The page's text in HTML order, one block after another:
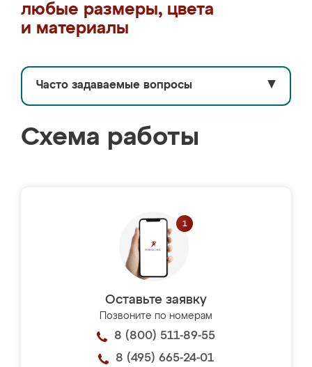
любые размеры, цвета
и материалы
Часто задаваемые вопросы ▼
Схема работы
Оставьте заявку
Позвоните по номерам
8 (800) 511-89-55
8 (495) 665-24-01